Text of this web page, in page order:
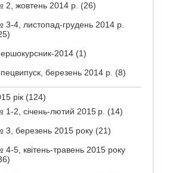
2, жовтень 2014 р. (26)
3-4, листопад-грудень 2014 р.
2014 (1)
березень 2014 р. (8)
рік (124)
1-2, січень-лютий 2015 р. (14)
3, березень 2015 року (21)
4-5, квітень-травень 2015 року